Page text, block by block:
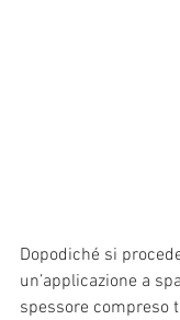
Dopodiché si
un’applicazione a
spessore compreso